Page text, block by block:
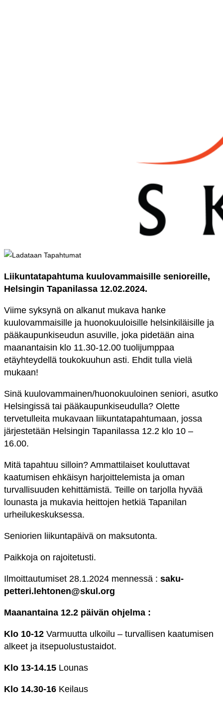
Liikuntatapahtuma kuulovammaisille senioreille,
Helsingin Tapanilassa 12.02.2024.
Viime syksynä on alkanut mukava hanke
kuulovammaisille ja huonokuuloisille helsinkiläisille ja
pääkaupunkiseudun asuville, joka pidetään aina
maanantaisin klo 11.30-12.00 tuolijumppaa
etäyhteydellä toukokuuhun asti. Ehdit tulla vielä
mukaan!
Sinä kuulovammainen/huonokuuloinen seniori, asutko
Helsingissä tai pääkaupunkiseudulla? Olette
tervetulleita mukavaan liikuntatapahtumaan, jossa
järjestetään Helsingin Tapanilassa 12.2 klo 10 –
16.00.
Mitä tapahtuu si lloin? Ammattilaiset kouluttavat
kaatumisen ehkäisyn harjoittelemista ja oman
turvallisuuden kehittämistä. Teille on tarjolla hyvää
lounasta ja mukavia heittojen hetkiä Tapanilan
urheilukeskuksessa.
Seniorien liikuntapäivä on maksutonta.
Paikkoja on rajoitetusti.
Ilmoittautumiset 28.1.2024 mennessä : saku-
petteri.lehtonen@skul.org
Maanantaina 12.2 päivän ohjelma :
Klo 10-12 Varmuutta ulkoilu – turvallisen kaatumisen
alkeet ja itsepuolustustaidot.
Klo 13-14.15 Lounas
Klo 14.30-16 Keilaus